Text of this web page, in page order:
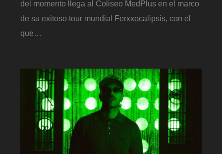
del momento llega al Coliseo MedPlus en el marco
de su exitoso tour mundial Ferxxocalipsis, con el
que…